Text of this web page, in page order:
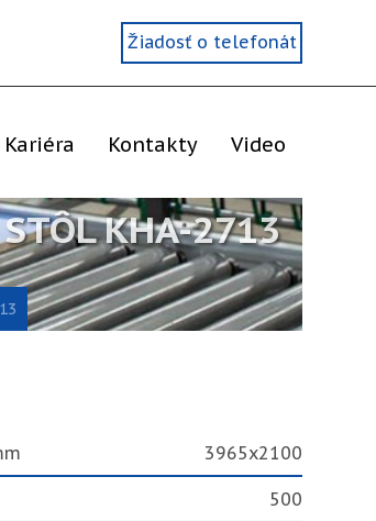
Žiadosť o telefonát
Kariéra Kontakty Video
KHA-2713
3965x2100
500